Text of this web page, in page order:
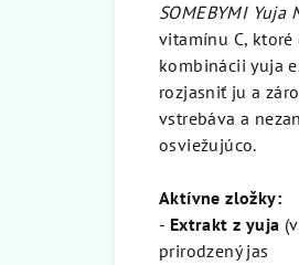
SOMEBYMI Yuja
vitamínu C,
kombinácii yuja
rozjasniť ju a
vstrebáva a
osviežujúco.
Aktívne zložky:
- Extrakt z yuja
prirodzený jas